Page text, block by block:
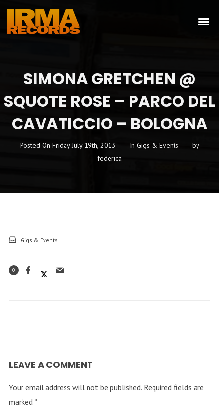
SIMONA GRETCHEN @
SQUOTE ROSE – PARCO DEL
CAVATICCIO – BOLOGNA
Posted On Friday July 19th, 2013 In Gigs & Events
by
federica
Gigs & Events
0
LEAVE A COMMENT
Your email address will not be published. Required fields are
marked *